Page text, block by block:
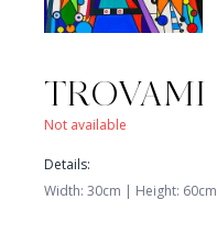
TROVAMI
Not available
Details:
Width: 30cm | Height: 60cm
FESTANTI